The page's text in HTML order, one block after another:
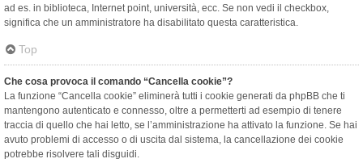
ad es. in biblioteca, Internet point, università, ecc. Se non vedi il checkbox,
significa che un amministratore ha disabilitato questa caratteristica.
Top
Che cosa provoca il comando “Cancella cookie”?
La funzione “Cancella cookie” eliminerà tutti i cookie generati da phpBB che ti
mantengono autenticato e connesso, oltre a permetterti ad esempio di tenere
traccia di quello che hai letto, se l’amministrazione ha attivato la funzione. Se hai
avuto problemi di accesso o di uscita dal sistema, la cancellazione dei cookie
potrebbe risolvere tali disguidi.